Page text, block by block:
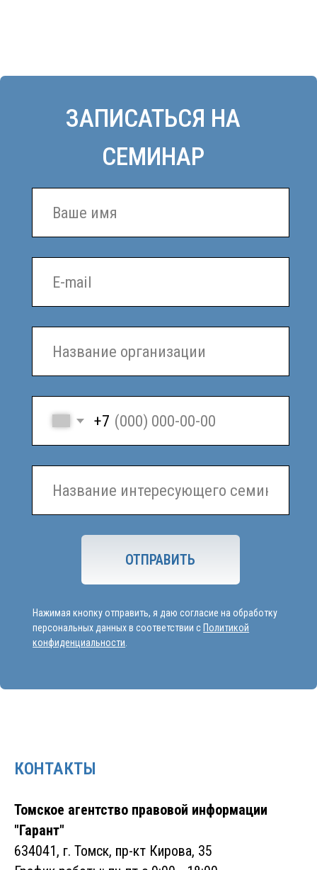
КОНТАКТЫ
Томское агентство правовой информации
"Гарант"
634041, г. Томск, пр-кт Кирова, 35